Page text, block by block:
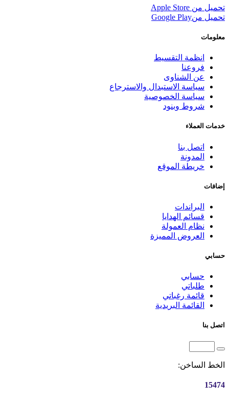
تحميل من Apple Store
تحميل منGoogle Play
معلومات
انظمة التقسيط
فروعنا
عن الشناوى
سياسة الاستبدال والاسترجاع
سياسة الخصوصية
شروط وبنود
خدمات العملاء
اتصل بنا
المدونة
خريطة الموقع
إضافات
البراندات
قسائم الهدايا
نظام العمولة
العروض المميزة
حسابي
حسابي
طلباتي
قائمة رغباتي
القائمة البريدية
اتصل بنا
الخط الساخن:
15474